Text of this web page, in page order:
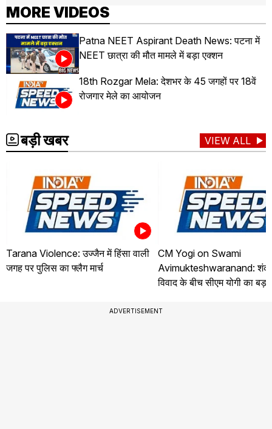
MORE VIDEOS
Patna NEET Aspirant Death News: पटना में
NEET छात्रा की मौत मामले में बड़ा एक्शन
18th Rozgar Mela: देशभर के 45 जगहों पर 18वें
रोजगार मेले का आयोजन
बड़ी खबर VIEW ALL
Tarana Violence: उज्जैन में हिंसा वाली
जगह पर पुलिस का फ्लैग मार्च
CM Yogi on Swami
Avimukteshwaranand:
विवाद के बीच सीएम योगी का बड़ा
ADVERTISEMENT